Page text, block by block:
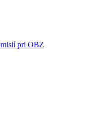
pri OBZ